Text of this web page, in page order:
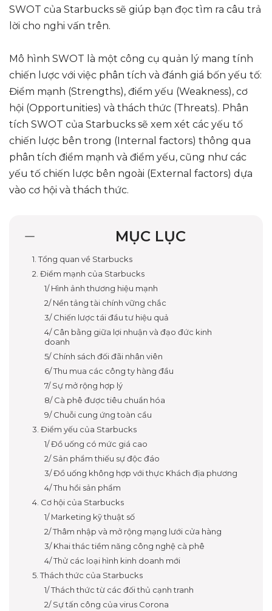
SWOT của Starbucks sẽ giúp bạn đọc tìm ra câu trả
lời cho nghi vấn trên.
Mô hình SWOT là một công cụ quản lý mang tính
chiến lược với việc phân tích và đánh giá bốn yếu tố:
Điểm mạnh (Strengths), điểm yếu (Weakness), cơ
hội (Opportunities) và thách thức (Threats). Phân
tích SWOT của Starbucks sẽ xem xét các yếu tố
chiến lược bên trong (Internal factors) thông qua
phân tích điểm mạnh và điểm yếu, cũng như các
yếu tố chiến lược bên ngoài (External factors) dựa
vào cơ hội và thách thức.
MỤC LỤC
1. Tổng quan về Starbucks
2. Điểm mạnh của Starbucks
1/ Hình ảnh thương hiệu mạnh
2/ Nền tảng tài chính vững chắc
3/ Chiến lược tái đầu tư hiệu quả
4/ Cân bằng giữa lợi nhuận và đạo đức kinh
doanh
5/ Chính sách đối đãi nhân viên
6/ Thu mua các công ty hàng đầu
7/ Sự mở rộng hợp lý
8/ Cà phê được tiêu chuẩn hóa
9/ Chuỗi cung ứng toàn cầu
3. Điểm yếu của Starbucks
1/ Đồ uống có mức giá cao
2/ Sản phẩm thiếu sự độc đáo
3/ Đồ uống không hợp với thực Khách địa phương
4/ Thu hồi sản phẩm
4. Cơ hội của Starbucks
1/ Marketing kỹ thuật số
2/ Thâm nhập và mở rộng mạng lưới cửa hàng
3/ Khai thác tiềm năng công nghệ cà phê
4/ Thử các loại hình kinh doanh mới
5. Thách thức của Starbucks
1/ Thách thức từ các đối thủ cạnh tranh
2/ Sự tấn công của virus Corona